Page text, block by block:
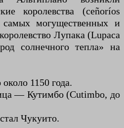
королевства (сеñoríos
могущественных и
Лупака (Lupaca
солнечного тепла» на
1150 года.
— Кутимбо (Cutimbo, до
Чукуито.